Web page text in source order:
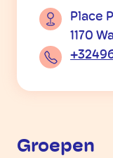
Place
1170
Groepen